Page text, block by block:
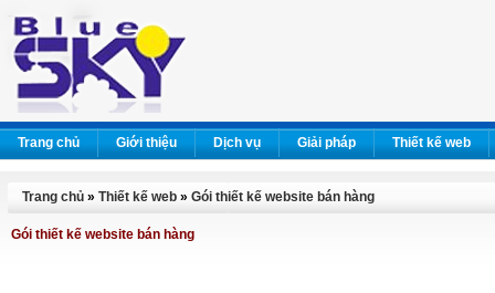
Trang chủ Giới thiệu Dịch vụ Giải pháp Thiết kế web
Trang chủ » Thiết kế web » Gói thiết kế website bán hàng
Gói thiết kế website bán hàng